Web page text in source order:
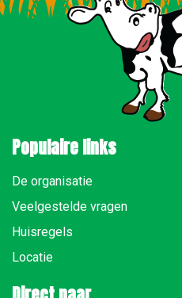
Populaire links
De organisatie
Veelgestelde vragen
Huisregels
Locatie